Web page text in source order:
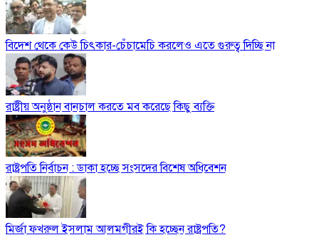
বিদেশ থেকে কেউ চিৎকার-চেঁচামেচি করলেও এতে গুরুত্ব দিচ্ছি না
রাষ্ট্রীয় অনুষ্ঠান বানচাল করতে মব করেছে কিছু ব্যক্তি
রাষ্ট্রপতি নির্বাচন : ডাকা হচ্ছে সংসদের বিশেষ অধিবেশন
মির্জা ফখরুল ইসলাম আলমগীরই কি হচ্ছেন রাষ্ট্রপতি?